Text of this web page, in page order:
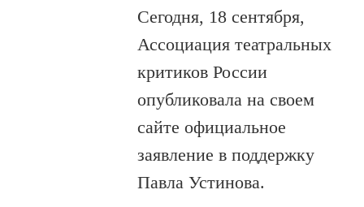
Сегодня, 18 сентября,
Ассоциация театральных
критиков России
опубликовала на своем
сайте официальное
заявление в поддержку
Павла Устинова.